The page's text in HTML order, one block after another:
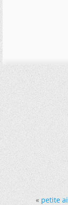
« petite